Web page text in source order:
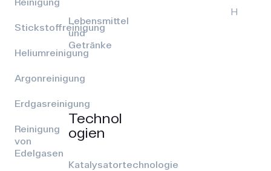
Stickstoffreinigung
Heliumreinigung
Argonreinigung
Erdgasreinigung
Reinigung
von
Edelgasen
Lebensmittel
und
Getränke
Technol
ogien
Katalysatortechnologie
H